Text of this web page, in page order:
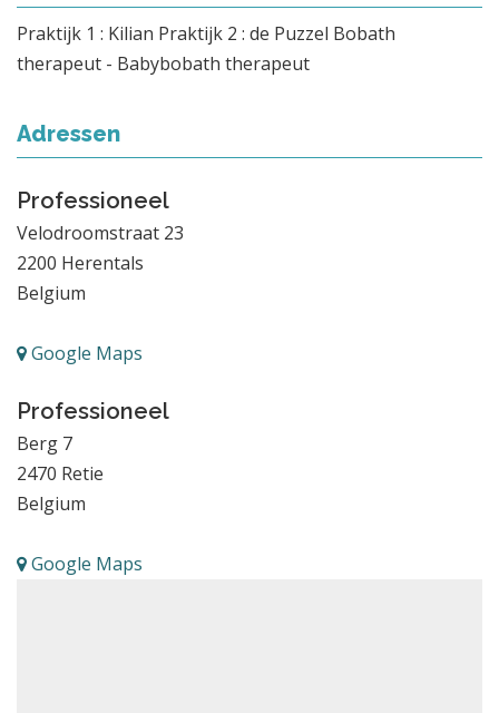
Praktijk 1 : Kilian Praktijk 2 : de Puzzel Bobath
therapeut - Babybobath therapeut
Adressen
Professioneel
Velodroomstraat 23
2200 Herentals
Belgium
Google Maps
Professioneel
Berg 7
2470 Retie
Belgium
Google Maps